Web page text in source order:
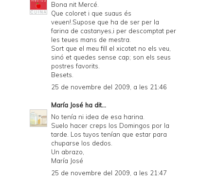
Bona nit Mercé.
Que coloret i que suaus és
veuen!.Supose que ha de ser per la
farina de castanyes,i per descomptat per
les teues mans de mestra.
Sort que el meu fill el xicotet no els veu,
sinó et quedes sense cap; son els seus
postres favorits.
Besets.
25 de novembre del 2009, a les 21:46
María José ha dit...
No tenía ni idea de esa harina.
Suelo hacer creps los Domingos por la
tarde. Los tuyos tenían que estar para
chuparse los dedos.
Un abrazo,
María José
25 de novembre del 2009, a les 21:47